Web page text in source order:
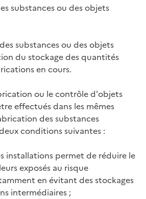
substances ou des objets
substances ou des objets
du stockage des quantités
en cours.
ou le contrôle d'objets
effectués dans les mêmes
des substances
conditions suivantes :
installations permet de réduire le
exposés au risque
en évitant des stockages
intermédiaires ;